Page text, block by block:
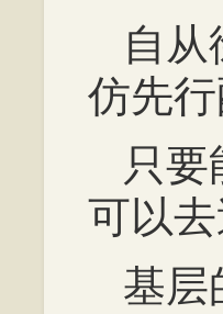
自
仿先
只
可以去
基层